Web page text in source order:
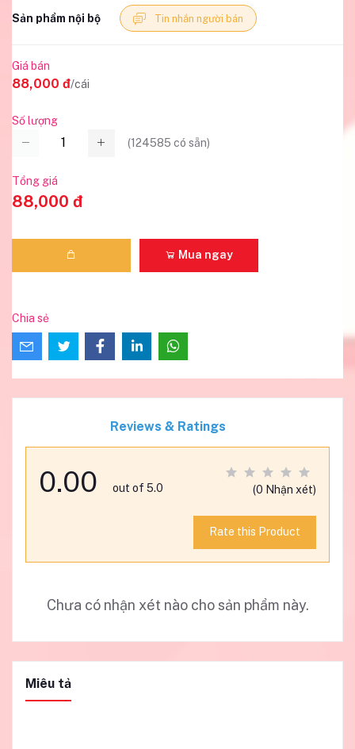
Sản phẩm nội bộ Tin nhắn người bán
Giá bán
88,000 đ/cái
Số lượng
(124585 có sẵn)
Tổng giá
88,000 đ
Mua ngay
Chia sẻ
Reviews & Ratings
0.00 out of 5.0 (0 Nhận xét)
Rate this Product
Chưa có nhận xét nào cho sản phẩm này.
Miêu tả